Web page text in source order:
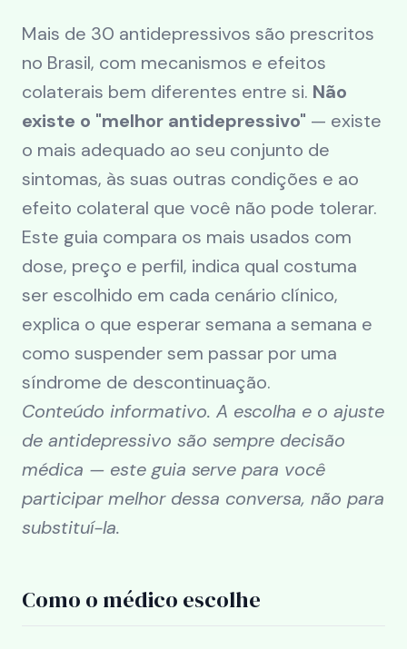
Mais de 30 antidepressivos são prescritos
no Brasil, com mecanismos e efeitos
colaterais bem diferentes entre si. Não
existe o "melhor antidepressivo" — existe
o mais adequado ao seu conjunto de
sintomas, às suas outras condições e ao
efeito colateral que você não pode tolerar.
Este guia compara os mais usados com
dose, preço e perfil, indica qual costuma
ser escolhido em cada cenário clínico,
explica o que esperar semana a semana e
como suspender sem passar por uma
síndrome de descontinuação.
Conteúdo informativo. A escolha e o ajuste
de antidepressivo são sempre decisão
médica — este guia serve para você
participar melhor dessa conversa, não para
substituí-la.
Como o médico escolhe